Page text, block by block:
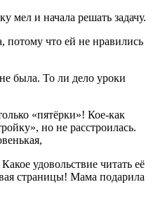
мел и начала решать задачу.
потому что ей не нравились
была. То ли дело уроки
«пятёрки»! Кое-как
но не расстроилась.
удовольствие читать её
страницы! Мама подарила